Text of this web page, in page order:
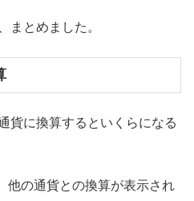
まとめました。
貨に換算するといくらになる
他の通貨との換算が表示され